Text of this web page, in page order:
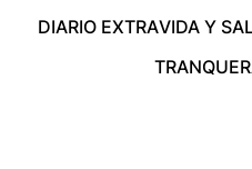
DIARIO EXTRAVIDA Y